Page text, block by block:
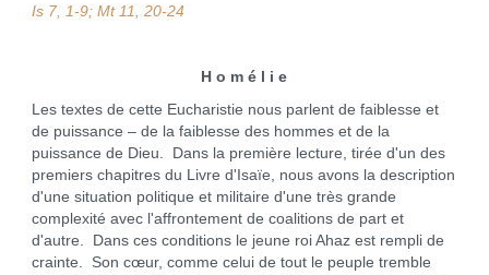
Is 7, 1-9; Mt 11, 20-24
H o m é l i e
Les textes de cette Eucharistie nous parlent de faiblesse et
de puissance – de la faiblesse des hommes et de la
puissance de Dieu. Dans la première lecture, tirée d'un des
premiers chapitres du Livre d'Isaïe, nous avons la description
d'une situation politique et militaire d'une très grande
complexité avec l'affrontement de coalitions de part et
d'autre. Dans ces conditions le jeune roi Ahaz est rempli de
crainte. Son cœur, comme celui de tout le peuple tremble